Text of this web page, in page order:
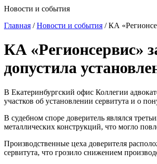
Новости и события
Главная /Новости и события /КА
КА «Регионсервис»
допустила
В Екатеринбургский офис Коллегии
участков об установлении сервитута и о
В судебном споре доверитель являлся
металлических конструкций, что могло
Производственные цеха доверителя
сервитута, что грозило снижением